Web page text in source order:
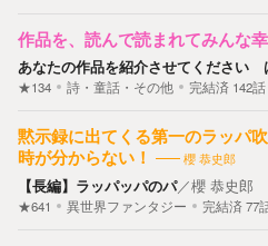
作品を、読んで読まれてみんな
あなたの作品を紹介させてください
★134 詩・童話・その他 完結済 142話
黙示録に出てくる第一のラッパ
時が分からない！
櫻 恭史郎
【長編】ラッパッパのパ／櫻 恭史郎
★641 異世界ファンタジー 完結済77